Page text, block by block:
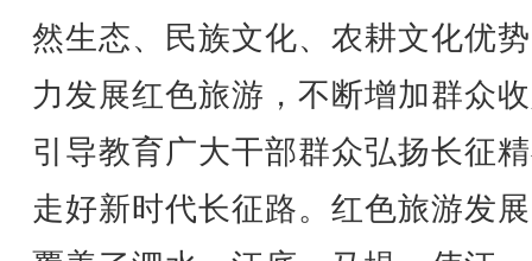
然生态、民族文化、农耕文化优
力发展红色旅游，不断增加群众
引导教育广大干部群众弘扬长征
走好新时代长征路。红色旅游发